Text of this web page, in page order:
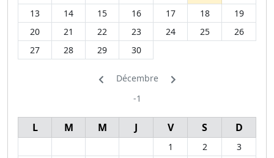
13
14 15 16 17 18
19
20
21 22 23 24 25
26
27
28 29 30
Décembre
-1
L M M J V S D
1 2
3